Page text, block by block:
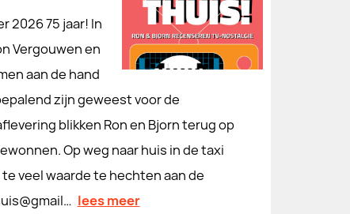
2026 75 jaar! In
Vergouwen en
aan de hand
zijn geweest voor de
blikken Ron en Bjorn terug op
Op weg naar huis in de taxi
veel waarde te hechten aan de
lees meer